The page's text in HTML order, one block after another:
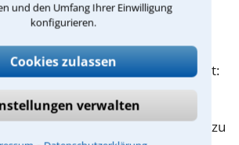
und den Umfang Ihrer Einwilligung
konfigurieren.
Cookies zulassen
verwalten
dieses auch braucht.
auch geschaut, wieviel der
auf der hohen Kante hat oder
Bei minderjährigen Kindern gilt:
verpflichtet, vorhandenes
Betrag auf dem von der Oma
zu verbrauchen, um davon zu